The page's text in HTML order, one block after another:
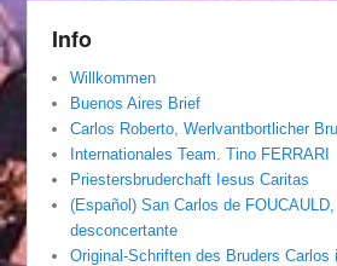
Info
Willkommen
Buenos Aires Brief
Carlos Roberto, Werlvantbortlicher
Internationales Team. Tino FERRARI
Priestersbruderchaft Iesus Caritas
(Español) San Carlos de
desconcertante
Original-Schriften des Bruders